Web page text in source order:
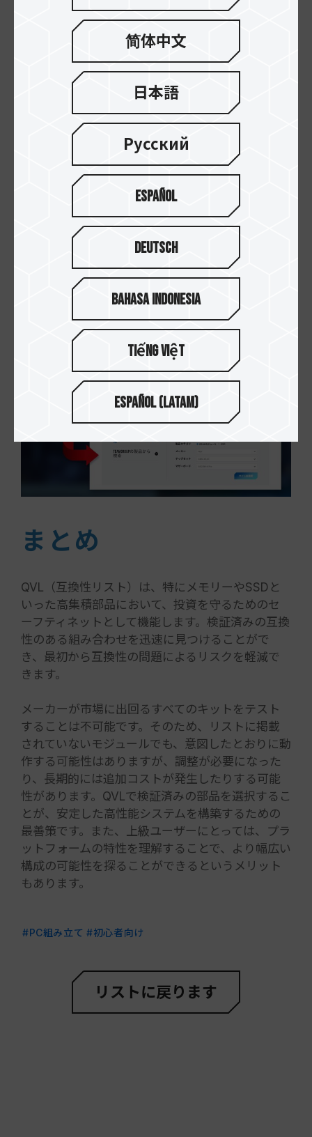
や性能低下を引き起こす可能性があるためです。
一方で、QVL承認済みの部品に基づいた構成を選
択することで、クラッシュや不具合、そしてコスト
のかかるトラブル対応を減らすことができます。
QVLを確認する方法
これらのリストは、以下の2つの方法で入手できま
マザーボードメーカーのサイト：MSI、
ASRock、GIGABYTE、ASUS、BIOSTARなど
のブランドの公式サイトをご覧ください。
TEAMGROUP：TEAMGROUPのウェブサイト
にアクセスし、「サポート」＞「互換性クエ
リ」を選択してください。そこから、お使いの
マザーボードまたはTEAMGROUP製品に基づ
いて検索できます。
まとめ
QVL（互換性リスト）は、特にメモリーやSSDと
いった高集積部品において、投資を守るためのセ
ーフティネットとして機能します。検証済みの互換
性のある組み合わせを迅速に見つけることがで
き、最初から互換性の問題によるリスクを軽減で
きます。
メーカーが市場に出回るすべてのキットをテスト
することは不可能です。そのため、リストに掲載
されていないモジュールでも、意図したとおりに動
作する可能性はありますが、調整が必要になった
り、長期的には追加コストが発生したりする可能
性があります。QVLで検証済みの部品を選択するこ
とが、安定した高性能システムを構築するための
最善策です。また、上級ユーザーにとっては、プラ
ットフォームの特性を理解することで、より幅広い
構成の可能性を探ることができるというメリット
もあります。
#PC組み立て #初心者向け
リストに戻ります
简体中文
日本語
Русский
Español
Deutsch
Bahasa Indonesia
Tiếng Việt
Español (Latam)